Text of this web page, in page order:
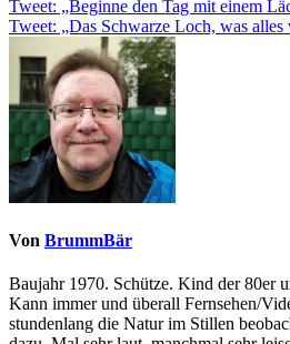
Beitragsnavigation
Tweet: „Beginne den Tag mit einem
Tweet: „Das Schwarze Loch, was
Von BrummBär
Baujahr 1970. Schütze. Kind der 80er
Kann immer und überall Fernsehen/
stundenlang die Natur im Stillen